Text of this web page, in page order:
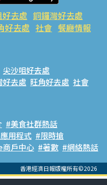
去處 銅鑼灣好去處
好去處 社會 餐廳情報
尖沙咀好去處
好去處 旺角好去處 社會
#美食社群熱話
用程式 #限時搶
戶中心 #著數 #網絡熱話
香港經濟日報版權所有©2026